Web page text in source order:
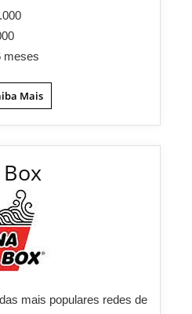
meses
Mais
mais populares redes de